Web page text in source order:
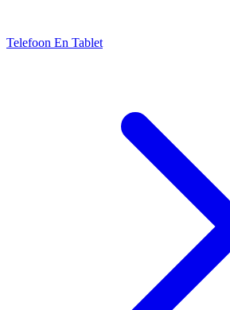
Telefoon En Tablet